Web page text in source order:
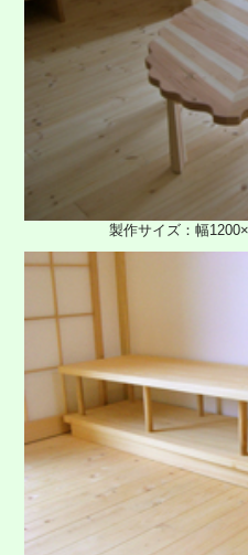
製作サイズ：幅